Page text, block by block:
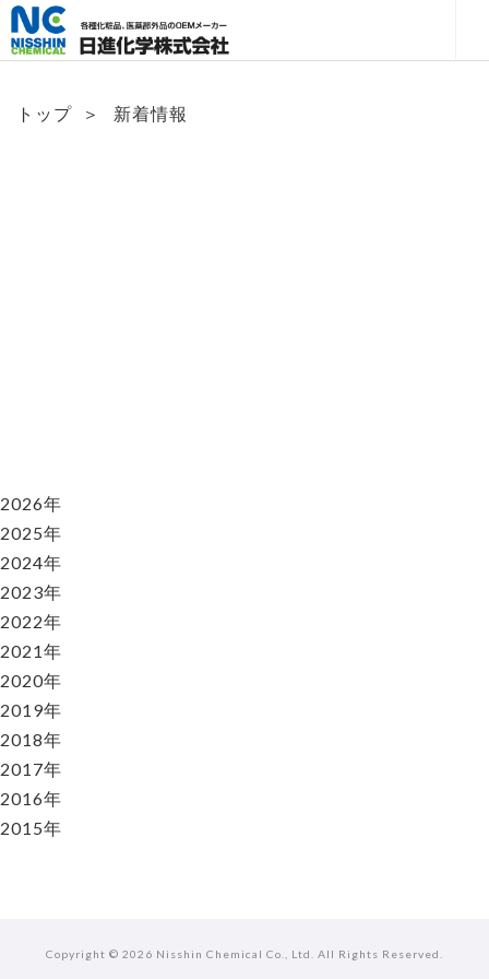
トップ ＞ 新着情報
2026年
2025年
2024年
2023年
2022年
2021年
2020年
2019年
2018年
2017年
2016年
2015年
Copyright © 2026 Nisshin Chemical Co., Ltd. All Rights Reserved.